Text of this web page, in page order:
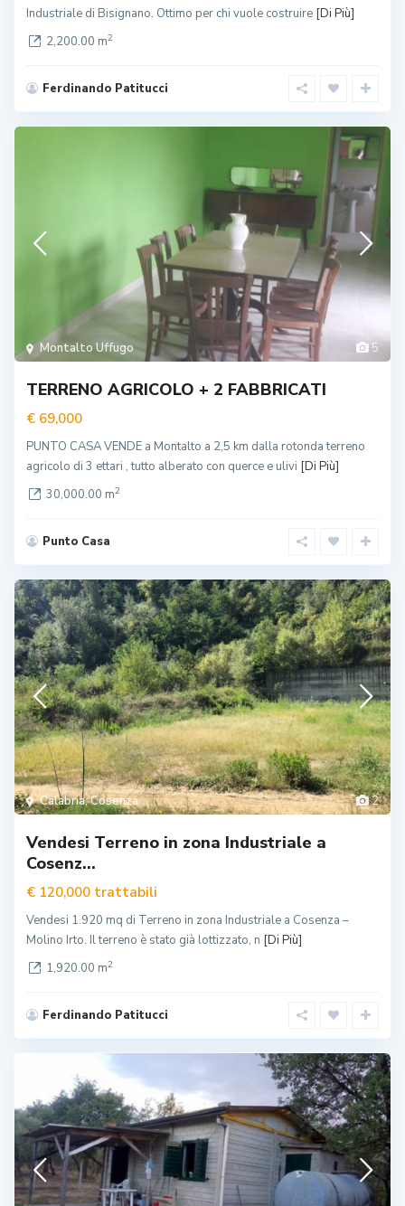
Industriale di Bisignano. Ottimo per chi vuole costruire [Di Più]
2,200.00 m2
Ferdinando Patitucci
5
Montalto Uffugo
TERRENO AGRICOLO + 2 FABBRICATI
€ 69,000
PUNTO CASA VENDE a Montalto a 2,5 km dalla rotonda terreno
agricolo di 3 ettari , tutto alberato con querce e ulivi [Di Più]
30,000.00 m2
Punto Casa
2
Calabria,Cosenza
Vendesi Terreno in zona Industriale a
Cosenz...
€ 120,000 trattabili
Vendesi 1.920 mq di Terreno in zona Industriale a Cosenza –
Molino Irto. Il terreno è stato già lottizzato, n [Di Più]
1,920.00 m2
Ferdinando Patitucci